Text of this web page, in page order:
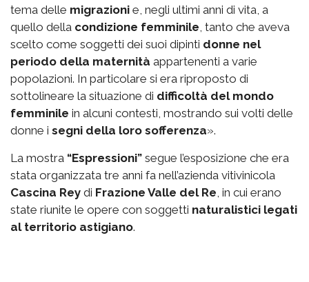
tema delle migrazioni e, negli ultimi anni di vita, a
quello della condizione femminile , tanto che aveva
scelto come soggetti dei suoi dipinti donne nel
periodo della maternità appartenenti a varie
popolazioni. In particolare si era riproposto di
sottolineare la situazione di difficoltà del mondo
femminile in alcuni contesti, mostrando sui volti delle
donne i segni della loro sofferenza».
La mostra “Espressioni” segue l’esposizione che era
stata organizzata tre anni fa nell’azienda vitivinicola
Cascina Rey di Frazione Valle del Re , in cui erano
state riunite le opere con soggetti naturalistici legati
al territorio astigiano.